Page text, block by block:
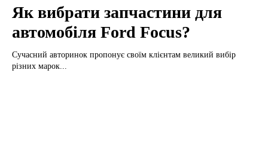
Як вибрати запчастини для
автомобіля Ford Focus?
Сучасний авторинок пропонує своїм клієнтам великий вибір
різних марок...